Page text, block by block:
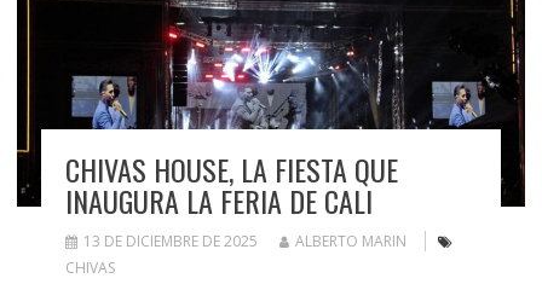
CHIVAS HOUSE, LA FIESTA QUE
INAUGURA LA FERIA DE CALI
13 DE DICIEMBRE DE 2025
ALBERTO MARIN
CHIVAS